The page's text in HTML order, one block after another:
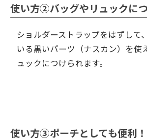
使い方②バッグやリュックに
ショルダーストラップをはずして
いる黒いパーツ（ナスカン）を使
ュックにつけられます。
使い方③ポーチとしても便利！